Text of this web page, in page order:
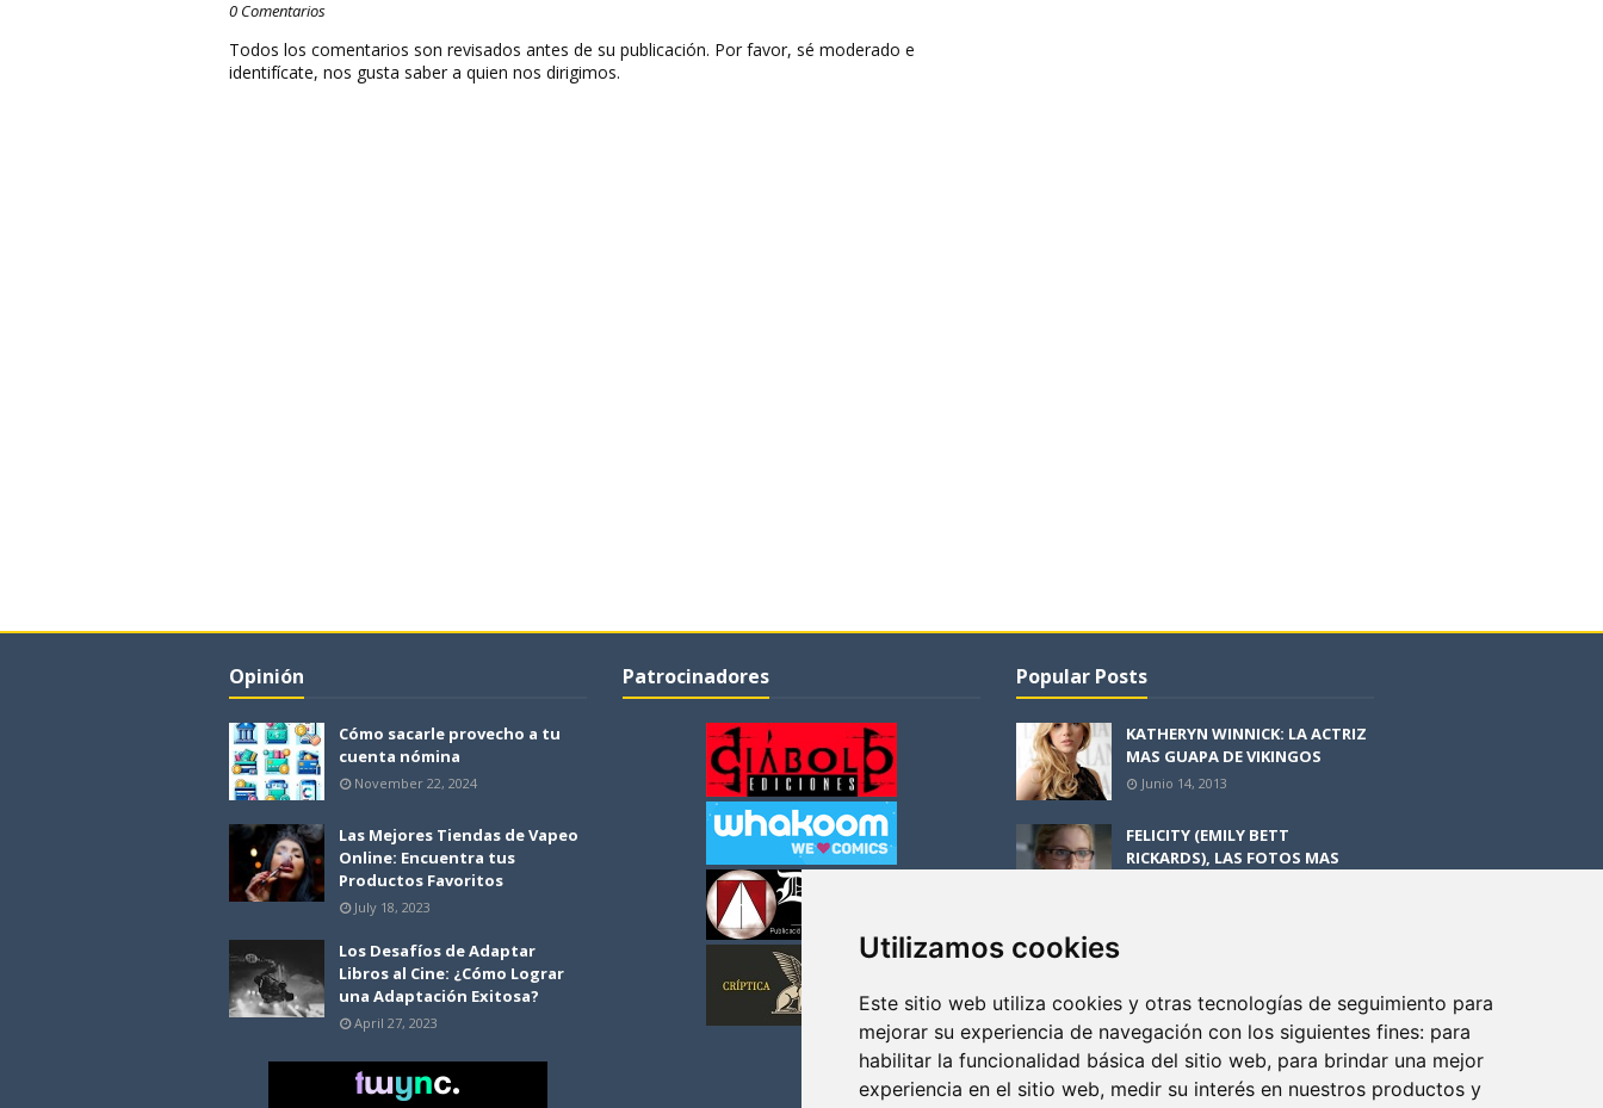
Utilizamos cookies
Este sitio web utiliza cookies y otras tecnologías de seguimiento para
mejorar su experiencia de navegación con los siguientes fines: para
habilitar la funcionalidad básica del sitio web, para brindar una mejor
experiencia en el sitio web, medir su interés en nuestros productos y
0 Comentarios
Todos los comentarios son revisados antes de su publicación. Por favor, sé moderado e
identifícate, nos gusta saber a quien nos dirigimos.
Opinión
Cómo sacarle provecho a tu
cuenta nómina
November 22, 2024
Las Mejores Tiendas de Vapeo
Online: Encuentra tus
Productos Favoritos
July 18, 2023
Los Desafíos de Adaptar
Libros al Cine: ¿Cómo Lograr
una Adaptación Exitosa?
April 27, 2023
Patrocinadores Popular Posts
KATHERYN WINNICK: LA ACTRIZ
MAS GUAPA DE VIKINGOS
Junio 14, 2013
FELICITY (EMILY BETT
RICKARDS), LAS FOTOS MAS
HISTORIA. EPISODIO 3. LA
CRITICA
Mayo 17, 2012